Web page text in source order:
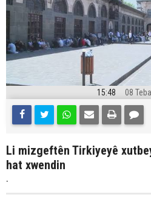
15:48 08
Li mizgeftên Tirkiyeyê
hat xwendin
.